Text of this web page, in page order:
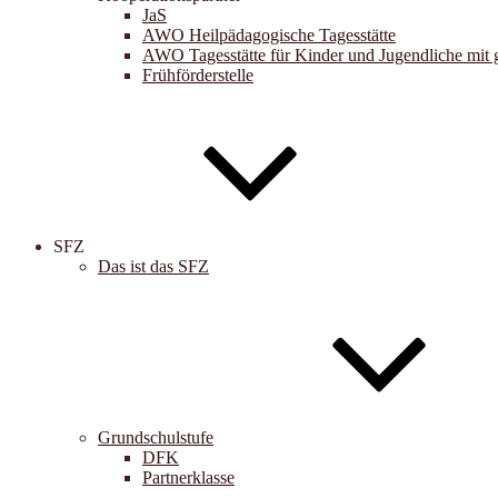
JaS
AWO Heilpädagogische Tagesstätte
AWO Tagesstätte für Kinder und Jugendliche mit
Frühförderstelle
SFZ
Das ist das SFZ
Grundschulstufe
DFK
Partnerklasse